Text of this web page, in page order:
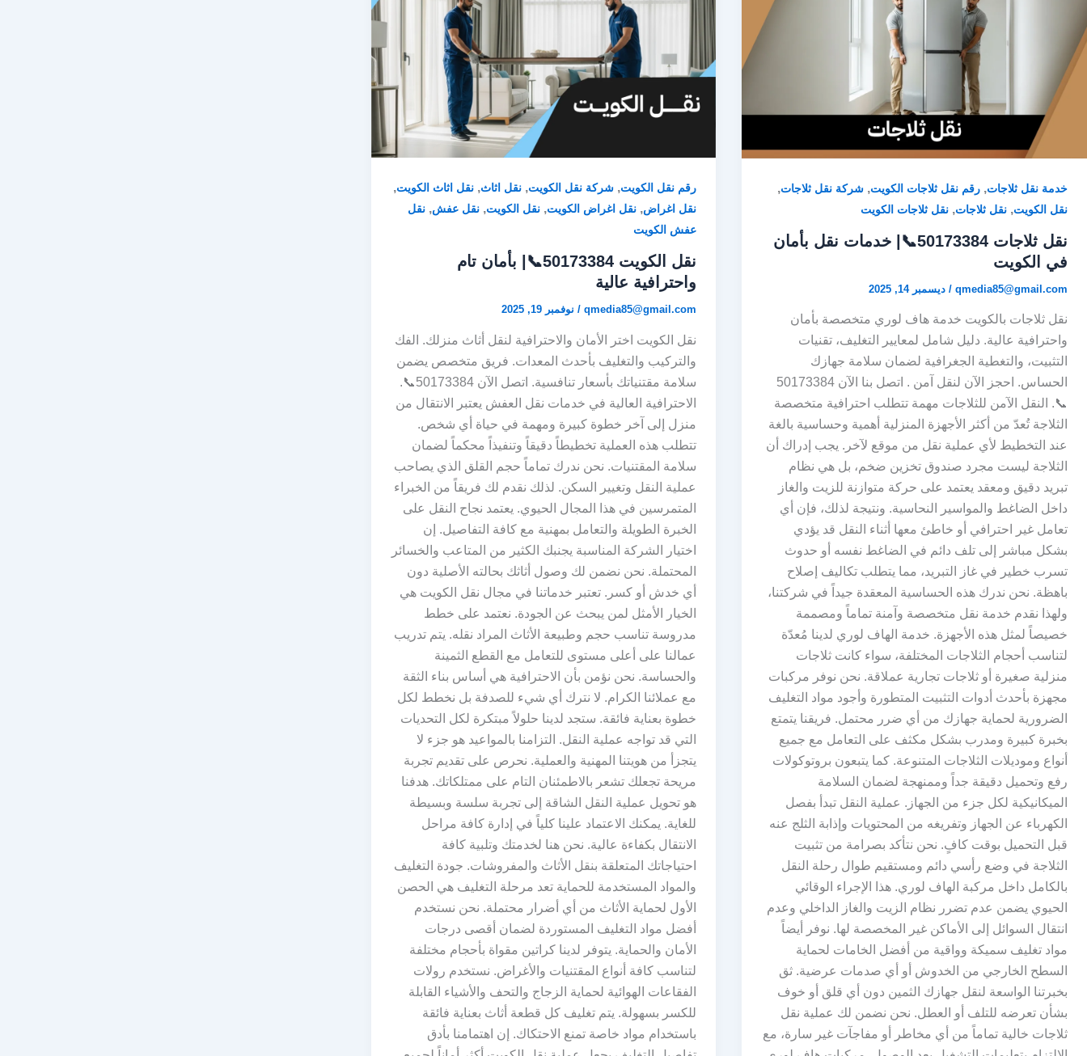
خدمة نقل ثلاجات, رقم نقل ثلاجات الكويت, شركة نقل ثلاجات,
نقل الكويت, نقل ثلاجات, نقل ثلاجات الكويت
نقل ثلاجات 50173384📞| خدمات نقل بأمان
في الكويت
qmedia85@gmail.com
/ ديسمبر 14, 2025
نقل ثلاجات بالكويت خدمة هاف لوري متخصصة بأمان
واحترافية عالية. دليل شامل لمعايير التغليف، تقنيات
التثبيت، والتغطية الجغرافية لضمان سلامة جهازك
الحساس. احجز الآن لنقل آمن . اتصل بنا الآن 50173384
📞. النقل الآمن للثلاجات مهمة تتطلب احترافية متخصصة
الثلاجة تُعدّ من أكثر الأجهزة المنزلية أهمية وحساسية بالغة
عند التخطيط لأي عملية نقل من موقع لآخر. يجب إدراك أن
الثلاجة ليست مجرد صندوق تخزين ضخم، بل هي نظام
تبريد دقيق ومعقد يعتمد على حركة متوازنة للزيت والغاز
داخل الضاغط والمواسير النحاسية. ونتيجة لذلك، فإن أي
تعامل غير احترافي أو خاطئ معها أثناء النقل قد يؤدي
بشكل مباشر إلى تلف دائم في الضاغط نفسه أو حدوث
تسرب خطير في غاز التبريد، مما يتطلب تكاليف إصلاح
باهظة. نحن ندرك هذه الحساسية المعقدة جيداً في شركتنا،
ولهذا نقدم خدمة نقل متخصصة وآمنة تماماً ومصممة
خصيصاً لمثل هذه الأجهزة. خدمة الهاف لوري لدينا مُعدّة
لتناسب أحجام الثلاجات المختلفة، سواء كانت ثلاجات
منزلية صغيرة أو ثلاجات تجارية عملاقة. نحن نوفر مركبات
مجهزة بأحدث أدوات التثبيت المتطورة وأجود مواد التغليف
الضرورية لحماية جهازك من أي ضرر محتمل. فريقنا يتمتع
بخبرة كبيرة ومدرب بشكل مكثف على التعامل مع جميع
أنواع وموديلات الثلاجات المتنوعة. كما يتبعون بروتوكولات
رفع وتحميل دقيقة جداً وممنهجة لضمان السلامة
الميكانيكية لكل جزء من الجهاز. عملية النقل تبدأ بفصل
الكهرباء عن الجهاز وتفريغه من المحتويات وإذابة الثلج عنه
قبل التحميل بوقت كافٍ. نحن نتأكد بصرامة من تثبيت
الثلاجة في وضع رأسي دائم ومستقيم طوال رحلة النقل
بالكامل داخل مركبة الهاف لوري. هذا الإجراء الوقائي
الحيوي يضمن عدم تضرر نظام الزيت والغاز الداخلي وعدم
انتقال السوائل إلى الأماكن غير المخصصة لها. نوفر أيضاً
مواد تغليف سميكة وواقية من أفضل الخامات لحماية
السطح الخارجي من الخدوش أو أي صدمات عرضية. ثق
بخبرتنا الواسعة لنقل جهازك الثمين دون أي قلق أو خوف
بشأن تعرضه للتلف أو العطل. نحن نضمن لك عملية نقل
ثلاجات خالية تماماً من أي مخاطر أو مفاجآت غير سارة، مع
رقم نقل الكويت, شركة نقل الكويت, نقل اثاث, نقل اثاث الكويت,
نقل اغراض, نقل اغراض الكويت, نقل الكويت, نقل عفش, نقل
عفش الكويت
نقل الكويت 50173384📞| بأمان تام
واحترافية عالية
qmedia85@gmail.com
/ نوفمبر 19, 2025
نقل الكويت اختر الأمان والاحترافية لنقل أثاث منزلك. الفك
والتركيب والتغليف بأحدث المعدات. فريق متخصص يضمن
سلامة مقتنياتك بأسعار تنافسية. اتصل الآن 50173384📞.
الاحترافية العالية في خدمات نقل العفش يعتبر الانتقال من
منزل إلى آخر خطوة كبيرة ومهمة في حياة أي شخص.
تتطلب هذه العملية تخطيطاً دقيقاً وتنفيذاً محكماً لضمان
سلامة المقتنيات. نحن ندرك تماماً حجم القلق الذي يصاحب
عملية النقل وتغيير السكن. لذلك نقدم لك فريقاً من الخبراء
المتمرسين في هذا المجال الحيوي. يعتمد نجاح النقل على
الخبرة الطويلة والتعامل بمهنية مع كافة التفاصيل. إن
اختيار الشركة المناسبة يجنبك الكثير من المتاعب والخسائر
المحتملة. نحن نضمن لك وصول أثاثك بحالته الأصلية دون
أي خدش أو كسر. تعتبر خدماتنا في مجال نقل الكويت هي
الخيار الأمثل لمن يبحث عن الجودة. نعتمد على خطط
مدروسة تناسب حجم وطبيعة الأثاث المراد نقله. يتم تدريب
عمالنا على أعلى مستوى للتعامل مع القطع الثمينة
والحساسة. نحن نؤمن بأن الاحترافية هي أساس بناء الثقة
مع عملائنا الكرام. لا نترك أي شيء للصدفة بل نخطط لكل
خطوة بعناية فائقة. ستجد لدينا حلولاً مبتكرة لكل التحديات
التي قد تواجه عملية النقل. التزامنا بالمواعيد هو جزء لا
يتجزأ من هويتنا المهنية والعملية. نحرص على تقديم تجربة
مريحة تجعلك تشعر بالاطمئنان التام على ممتلكاتك. هدفنا
هو تحويل عملية النقل الشاقة إلى تجربة سلسة وبسيطة
للغاية. يمكنك الاعتماد علينا كلياً في إدارة كافة مراحل
الانتقال بكفاءة عالية. نحن هنا لخدمتك وتلبية كافة
احتياجاتك المتعلقة بنقل الأثاث والمفروشات. جودة التغليف
والمواد المستخدمة للحماية تعد مرحلة التغليف هي الحصن
الأول لحماية الأثاث من أي أضرار محتملة. نحن نستخدم
أفضل مواد التغليف المستوردة لضمان أقصى درجات
الأمان والحماية. يتوفر لدينا كراتين مقواة بأحجام مختلفة
لتناسب كافة أنواع المقتنيات والأغراض. نستخدم رولات
الفقاعات الهوائية لحماية الزجاج والتحف والأشياء القابلة
للكسر بسهولة. يتم تغليف كل قطعة أثاث بعناية فائقة
باستخدام مواد خاصة تمنع الاحتكاك. إن اهتمامنا بأدق